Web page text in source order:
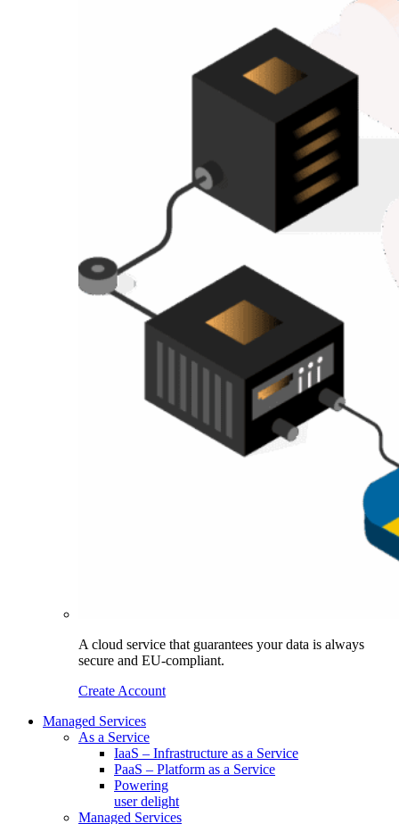
A cloud service that guarantees your data is always
secure and EU-compliant.
Create Account
Managed Services
As a Service
IaaS – Infrastructure as a Service
PaaS – Platform as a Service
Powering
user delight
Managed Services